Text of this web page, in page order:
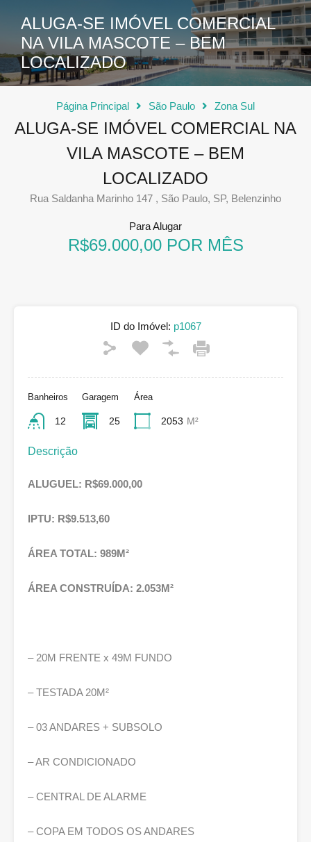
ALUGA-SE IMÓVEL COMERCIAL
NA VILA MASCOTE – BEM
LOCALIZADO
Página Principal São Paulo Zona Sul
ALUGA-SE IMÓVEL COMERCIAL NA
VILA MASCOTE – BEM
LOCALIZADO
Rua Saldanha Marinho 147 , São Paulo, SP, Belenzinho
Para Alugar
R$69.000,00 POR MÊS
ID do Imóvel: p1067
Banheiros
12
Garagem
25
Área
2053 M²
Descrição
ALUGUEL: R$69.000,00
IPTU: R$9.513,60
ÁREA TOTAL: 989M²
ÁREA CONSTRUÍDA: 2.053M²
– 20M FRENTE x 49M FUNDO
– TESTADA 20M²
– 03 ANDARES + SUBSOLO
– AR CONDICIONADO
– CENTRAL DE ALARME
– COPA EM TODOS OS ANDARES